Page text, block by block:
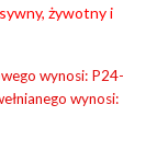
żywotny i
wynosi: P24-
wynosi: